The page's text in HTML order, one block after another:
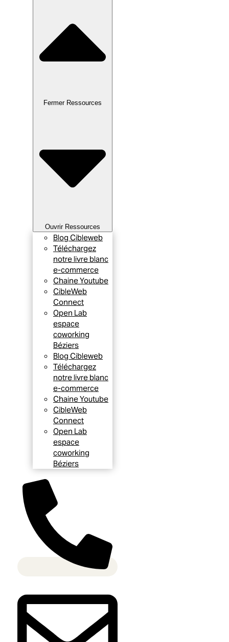
Fermer Ressources
Ouvrir Ressources
Blog Cibleweb
Téléchargez
notre livre blanc
e-commerce
Chaine Youtube
CibleWeb
Connect
Open Lab
espace
coworking
Béziers
Blog Cibleweb
Téléchargez
notre livre blanc
e-commerce
Chaine Youtube
CibleWeb
Connect
Open Lab
espace
coworking
Béziers